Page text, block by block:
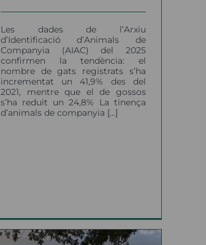
Les dades de l’Arxiu
d’Identificació d’Animals de
Companyia (AIAC) del 2025
confirmen la tendència: el
nombre de gats registrats s’ha
incrementat un 41,9% des del
2021, mentre que el de gossos
s’ha reduït un 24,8% La tinença
d’animals de companyia [...]